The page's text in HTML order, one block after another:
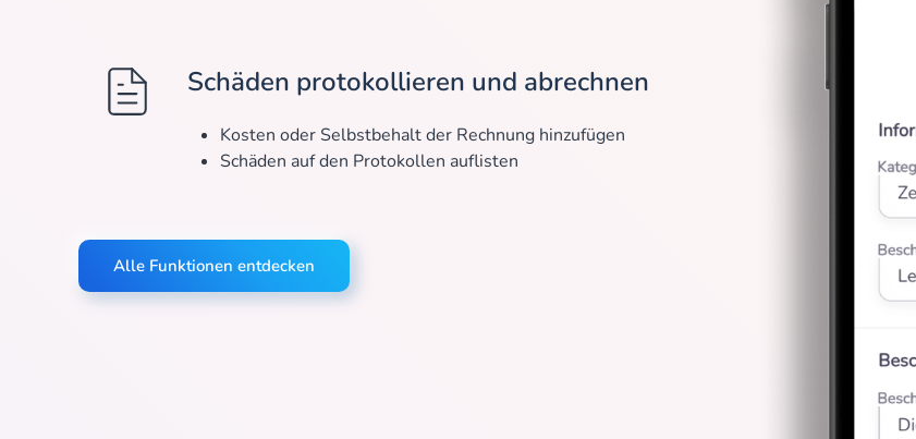
Schäden protokollieren und abrechnen
Kosten oder Selbstbehalt der Rechnung hinzufügen
Schäden auf den Protokollen auflisten
Alle Funktionen entdecken